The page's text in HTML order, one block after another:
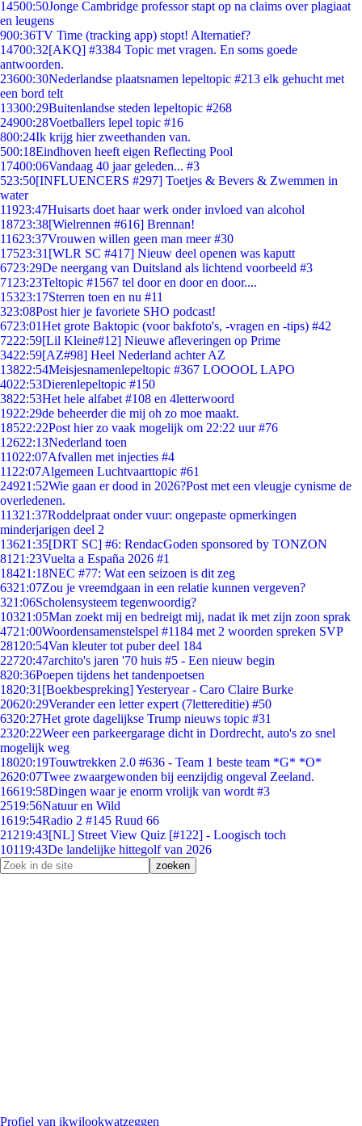
14500:50Jonge Cambridge professor stapt op na claims over plagiaat
en leugens
900:36TV Time (tracking app) stopt! Alternatief?
14700:32[AKQ] #3384 Topic met vragen. En soms goede
antwoorden.
23600:30Nederlandse plaatsnamen lepeltopic #213 elk gehucht met
een bord telt
13300:29Buitenlandse steden lepeltopic #268
24900:28Voetballers lepel topic #16
800:24Ik krijg hier zweethanden van.
500:18Eindhoven heeft eigen Reflecting Pool
17400:06Vandaag 40 jaar geleden... #3
523:50[INFLUENCERS #297] Toetjes & Bevers & Zwemmen in
water
11923:47Huisarts doet haar werk onder invloed van alcohol
18723:38[Wielrennen #616] Brennan!
11623:37Vrouwen willen geen man meer #30
17523:31 [WLR SC #417] Nieuw deel openen was kaputt
6723:29De neergang van Duitsland als lichtend voorbeeld #3
71 23:23Teltopic #1567 tel door en door en door....
15323:17Sterren toen en nu #11
323:08Post hier je favoriete SHO podcast!
6723:01Het grote Baktopic (voor bakfoto's, -vragen en -tips) #42
7222:59[Lil Kleine#12] Nieuwe afleveringen op Prime
3422:59[AZ#98] Heel Nederland achter AZ
13822:54Meisjesnamenlepeltopic #367 LOOOOL LAPO
4022:53Dierenlepeltopic #150
3822:53Het hele alfabet #108 en 4letterwoord
1922:29de beheerder die mij oh zo moe maakt.
18522:22Post hier zo vaak mogelijk om 22:22 uur #76
12622:13Nederland toen
11022:07Afvallen met injecties #4
11 22:07Algemeen Luchtvaarttopic #61
24921:52Wie gaan er dood in 2026?Post met een vleugje cynisme de
overledenen.
11321:37Roddelpraat onder vuur: ongepaste opmerkingen
minderjarigen deel 2
13621:35[DRT SC] #6: RendacGoden sponsored by TONZON
81 21:23Vuelta a España 2026 #1
18421:18NEC #77: Wat een seizoen is dit zeg
6321:07Zou je vreemdgaan in een relatie kunnen vergeven?
321:06Scholensysteem tegenwoordig?
10321:05Man zoekt mij en bedreigt mij, nadat ik met zijn zoon sprak
4721:00Woordensamenstelspel #1184 met 2 woorden spreken SVP
281 20:54Van kleuter tot puber deel 184
22720:47archito's jaren '70 huis #5 - Een nieuw begin
820:36Poepen tijdens het tandenpoetsen
1820:31 [Boekbespreking] Yesteryear - Caro Claire Burke
20620:29Verander een letter expert (7lettereditie) #50
6320:27Het grote dagelijkse Trump nieuws topic #31
2320:22Weer een parkeergarage dicht in Dordrecht, auto's zo snel
mogelijk weg
18020:19Touwtrekken 2.0 #636 - Team 1 beste team *G* *O*
2620:07Twee zwaargewonden bij eenzijdig ongeval Zeeland.
16619:58Dingen waar je enorm vrolijk van wordt #3
2519:56Natuur en Wild
1619:54Radio 2 #145 Ruud 66
21219:43[NL] Street View Quiz [#122] - Loogisch toch
10119:43De landelijke hittegolf van 2026
Profiel van ikwilookwatzeggen